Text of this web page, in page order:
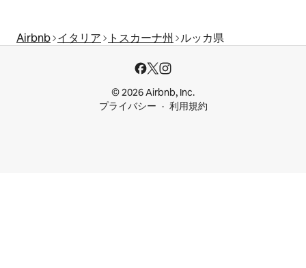
Airbnb イタリア トスカーナ州 ルッカ県
© 2026 Airbnb, Inc.
プライバシー
利用規約